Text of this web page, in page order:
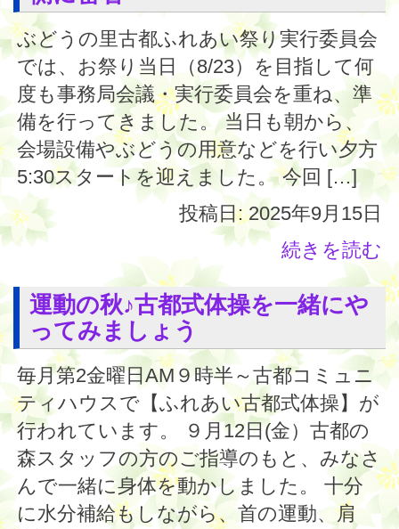
ぶどうの里古都ふれあい祭り実行委員会
では、お祭り当日（8/23）を目指して何
度も事務局会議・実行委員会を重ね、準
備を行ってきました。 当日も朝から、
会場設備やぶどうの用意などを行い夕方
5:30スタートを迎えました。 今回 […]
投稿日: 2025年9月15日
続きを読む
運動の秋♪古都式体操を一緒にや
ってみましょう
毎月第2金曜日AM９時半～古都コミュニ
ティハウスで【ふれあい古都式体操】が
行われています。 ９月12日(金）古都の
森スタッフの方のご指導のもと、みなさ
んで一緒に身体を動かしました。 十分
に水分補給もしながら、首の運動、肩